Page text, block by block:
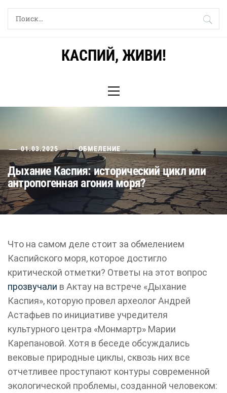
Skip
Найти:
КАСПИЙ, ЖИВИ!
Menu
01.03.2025 ОБМЕЛЕНИЕ
Дыхание Каспия: исторический цикл или
антропогенная агония моря?
Что на самом деле стоит за обмелением
Каспийского моря, которое достигло
критической отметки? Ответы на этот вопрос
прозвучали в Актау на встрече «Дыхание
Каспия», которую провел археолог Андрей
Астафьев по инициативе учредителя
культурного центра «Монмартр» Марии
Карепановой. Хотя в беседе обсуждались
вековые природные циклы, сквозь них все
отчетливее проступают контуры современной
экологической проблемы, созданной человеком: